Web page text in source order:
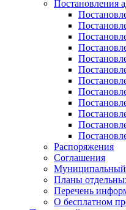
Постановления
Распоряжения
Соглашения
Муниципальный
Планы
Перечень
О бесплатном